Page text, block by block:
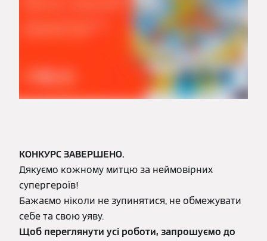
КОНКУРС ЗАВЕРШЕНО.
Дякуємо кожному митцю за неймовірних
супергероїв!
Бажаємо ніколи не зупинятися, не обмежувати
себе та свою уяву.
Щоб переглянути усі роботи, запрошуємо до